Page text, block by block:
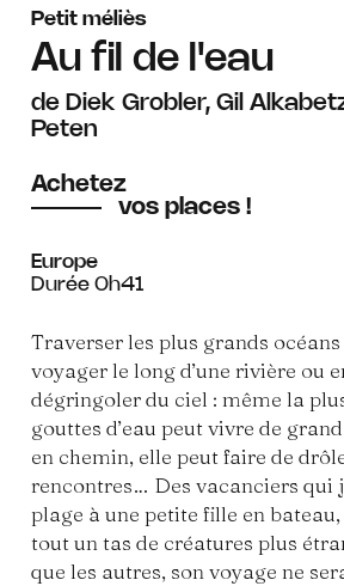
Petit méliès
Au fil de l'eau
de Diek Grobler, Gil
Peten
Achetez
vos places !
Europe
Durée 0h41
Traverser les plus grands
voyager le long d’une rivière ou
dégringoler du ciel : même la
gouttes d’eau peut vivre de
en chemin, elle peut faire de
rencontres… Des vacanciers qui
plage à une petite fille en
tout un tas de créatures plus
que les autres, son voyage ne